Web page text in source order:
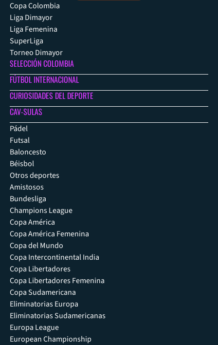
Copa Colombia
Liga Dimayor
Liga Femenina
SuperLiga
Torneo Dimayor
SELECCIÓN COLOMBIA
FÚTBOL INTERNACIONAL
CURIOSIDADES DEL DEPORTE
CAV-SULAS
Pádel
Futsal
Baloncesto
Béisbol
Otros deportes
Amistosos
Bundesliga
Champions League
Copa América
Copa América Femenina
Copa del Mundo
Copa Intercontinental India
Copa Libertadores
Copa Libertadores Femenina
Copa Sudamericana
Eliminatorias Europa
Eliminatorias Sudamericanas
Europa League
European Championship